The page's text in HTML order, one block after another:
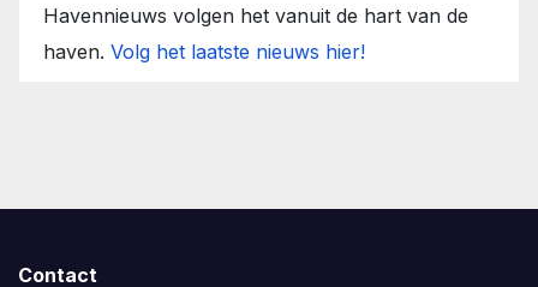
Havennieuws volgen het vanuit de hart van de
haven. Volg het laatste nieuws hier!
Contact